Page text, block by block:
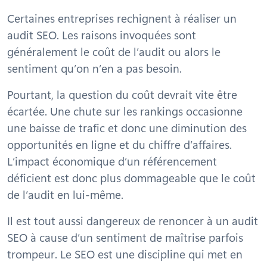
Certaines entreprises rechignent à réaliser un
audit SEO. Les raisons invoquées sont
généralement le coût de l’audit ou alors le
sentiment qu’on n’en a pas besoin.
Pourtant, la question du coût devrait vite être
écartée. Une chute sur les rankings occasionne
une baisse de trafic et donc une diminution des
opportunités en ligne et du chiffre d’affaires.
L’impact économique d’un référencement
déficient est donc plus dommageable que le coût
de l’audit en lui-même.
Il est tout aussi dangereux de renoncer à un audit
SEO à cause d’un sentiment de maîtrise parfois
trompeur. Le SEO est une discipline qui met en